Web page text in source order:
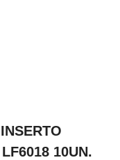
10UN.